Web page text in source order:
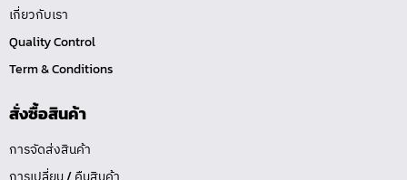
เกี่ยวกับเรา
Quality Control
Term & Conditions
สั่งซื้อสินค้า
การจัดส่งสินค้า